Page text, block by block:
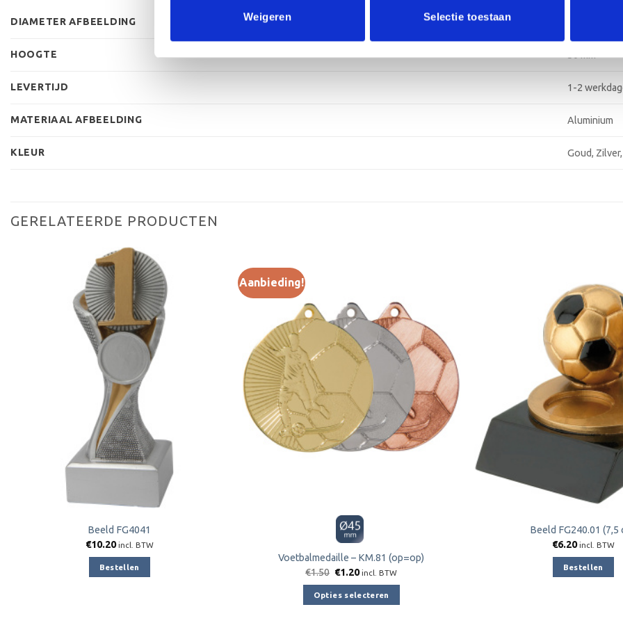
Weigeren Selectie toestaan
DIAMETER AFBEELDING
HOOGTE 50 mm
LEVERTIJD 1-2
MATERIAAL AFBEELDING Aluminium
KLEUR Goud,
GERELATEERDE PRODUCTEN
Beeld FG4041
€10.20 incl. BTW
Bestellen
Aanbieding!
Toevoegen
verlanglijst
Voetbalmedaille – KM.81 (op=op)
€1.50 Oorspronkelijke
€1.50.
€1.20Huidige
is:
€1.20.
incl. BTW
Opties selecteren
Beeld FG240.01 (7,5
€6.20 incl. BTW
Bestellen